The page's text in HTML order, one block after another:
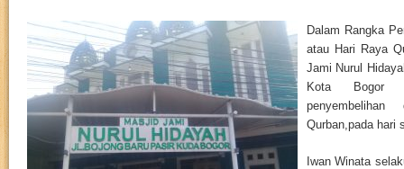
Dalam Rangka
atau Hari Raya
Jami Nurul
Kota Bogor
Qurban,pada hari
Iwan Winata